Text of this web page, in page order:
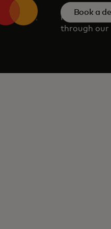
Request a
through our
Book a